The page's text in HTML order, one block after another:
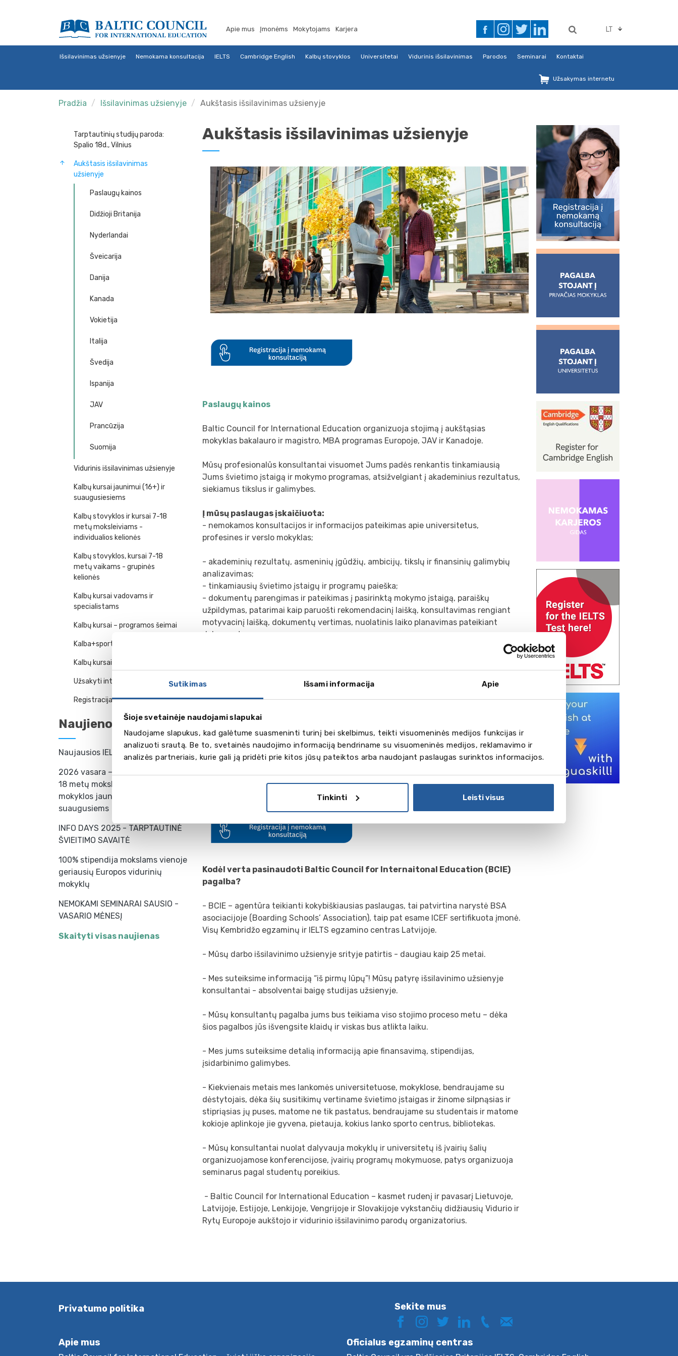
Sutikimas Išsami informacija Apie
Šioje svetainėje naudojami slapukai
Naudojame slapukus, kad galėtume suasmeninti turinį bei skelbimus, teikti visuomeninės medijos funkcijas ir
analizuoti srautą. Be to, svetainės naudojimo informaciją bendriname su visuomeninės medijos, reklamavimo ir
analizės partneriais, kurie gali ją pridėti prie kitos jūsų pateiktos arba naudojant paslaugas surinktos informacijos.
Tinkinti Leisti visus
Apie mus Įmonėms Mokytojams Karjera LT
Išsilavinimas užsienyje Nemokama konsultacija IELTS Cambridge English Kalbų stovyklos Universitetai Vidurinis išsilavinimas Parodos Seminarai Kontaktai
Užsakymas internetu
Pradžia Išsilavinimas užsienyje Aukštasis išsilavinimas užsienyje
Tarptautinių studijų paroda:
Spalio 18d., Vilnius
Aukštasis išsilavinimas
užsienyje
Paslaugų kainos
Didžioji Britanija
Nyderlandai
Šveicarija
Danija
Kanada
Vokietija
Italija
Švedija
Ispanija
JAV
Prancūzija
Suomija
Vidurinis išsilavinimas užsienyje
Kalbų kursai jaunimui (16+) ir
suaugusiesiems
Kalbų stovyklos ir kursai 7-18
metų moksleiviams -
individualios kelionės
Kalbų stovyklos, kursai 7-18
metų vaikams - grupinės
kelionės
Kalbų kursai vadovams ir
specialistams
Kalbų kursai – programos šeimai
Kalba+sportas
Kalbų kursai mokytojo namuose
Užsakyti internetu
Registracija į konsultaciją
Naujienos
Naujausios IELTS kursų datos
2026 vasara – kalbų stovyklos 7-
18 metų moksleiviams ir kalbų
mokyklos jaunimui ir
suaugusiems
INFO DAYS 2025 - TARPTAUTINĖ
ŠVIEITIMO SAVAITĖ
100% stipendija mokslams vienoje
geriausių Europos vidurinių
mokyklų
NEMOKAMI SEMINARAI SAUSIO -
VASARIO MĖNESĮ
Skaityti visas naujienas
Aukštasis išsilavinimas užsienyje
Paslaugų kainos
Baltic Council for International Education organizuoja stojimą į aukštąsias
mokyklas bakalauro ir magistro, MBA programas Europoje, JAV ir Kanadoje.
Mūsų profesionalūs konsultantai visuomet Jums padės renkantis tinkamiausią
Jums švietimo įstaigą ir mokymo programas, atsižvelgiant į akademinius rezultatus,
siekiamus tikslus ir galimybes.
Į mūsų paslaugas įskaičiuota:
- nemokamos konsultacijos ir informacijos pateikimas apie universitetus,
profesines ir verslo mokyklas;
- akademinių rezultatų, asmeninių įgūdžių, ambicijų, tikslų ir finansinių galimybių
analizavimas;
- tinkamiausių švietimo įstaigų ir programų paieška;
- dokumentų parengimas ir pateikimas į pasirinktą mokymo įstaigą, paraiškų
užpildymas, patarimai kaip paruošti rekomendacinį laišką, konsultavimas rengiant
motyvacinį laišką, dokumentų vertimas, nuolatinis laiko planavimas pateikiant
dokumentus;
- rekomendacijos renkantis paruošiamuosius kursus, jei tokie būtini Foundation,
- informacijos pateikimas apie apgyvendinimą ir jo pasirinkimą universitete ar
privačiame sektoriuje;
- kvietimas į didžiausią Baltijos šalyje specializuotą parodą „Tarptautinių studijų
dienos“, kurią organizuojame 2 kartus per metus– Baltic Council for International
Education.
Susipažinkite su kai kuriais mūsų pasiūlymais dabar. Rašykite mums, skambinkite ir
Kodėl verta pasinaudoti Baltic Council for Internaitonal Education (BCIE)
pagalba?
- BCIE – agentūra teikianti kokybiškiausias paslaugas, tai patvirtina narystė BSA
asociacijoje (Boarding Schools’ Association), taip pat esame ICEF sertifikuota įmonė.
Visų Kembridžo egzaminų ir IELTS egzamino centras Latvijoje.
- Mūsų darbo išsilavinimo užsienyje srityje patirtis - daugiau kaip 25 metai.
- Mes suteiksime informaciją “iš pirmų lūpų”! Mūsų patyrę išsilavinimo užsienyje
konsultantai - absolventai baigę studijas užsienyje.
- Mūsų konsultantų pagalba jums bus teikiama viso stojimo proceso metu – dėka
šios pagalbos jūs išvengsite klaidų ir viskas bus atlikta laiku.
- Mes jums suteiksime detalią informaciją apie finansavimą, stipendijas,
įsidarbinimo galimybes.
- Kiekvienais metais mes lankomės universitetuose, mokyklose, bendraujame su
dėstytojais, dėka šių susitikimų vertiname švietimo įstaigas ir žinome silpnąsias ir
stipriąsias jų puses, matome ne tik pastatus, bendraujame su studentais ir matome
kokioje aplinkoje jie gyvena, pietauja, kokius lanko sporto centrus, bibliotekas.
- Mūsų konsultantai nuolat dalyvauja mokyklų ir universitetų iš įvairių šalių
organizuojamose konferencijose, įvairių programų mokymuose, patys organizuoja
seminarus pagal studentų poreikius.
- Baltic Council for International Education – kasmet rudenį ir pavasarį Lietuvoje,
Latvijoje, Estijoje, Lenkijoje, Vengrijoje ir Slovakijoje vykstančių didžiausių Vidurio ir
Rytų Europoje aukštojo ir vidurinio išsilavinimo parodų organizatorius.
Privatumo politika Sekite mus
Apie mus Oficialus egzaminų centras